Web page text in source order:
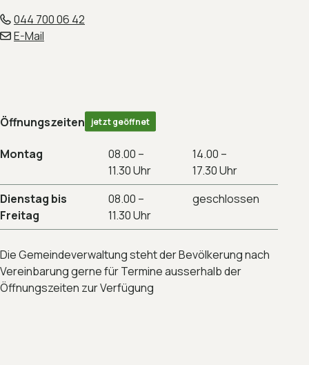
044 700 06 42
E-Mail
Öffnungszeiten jetzt geöffnet
Montag
08.00 –
11.30 Uhr
14.00 –
17.30 Uhr
Dienstag bis
Freitag
08.00 –
11.30 Uhr
geschlossen
Die Gemeindeverwaltung steht der Bevölkerung nach
Vereinbarung gerne für Termine ausserhalb der
Öffnungszeiten zur Verfügung